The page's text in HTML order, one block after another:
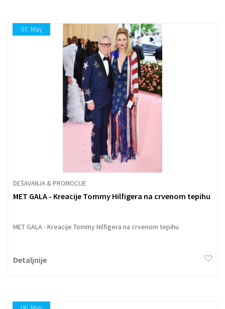
07. May
DEŠAVANJA & PROMOCIJE
MET GALA - Kreacije Tommy Hilfigera na crvenom tepihu
MET GALA - Kreacije Tommy Hilfigera na crvenom tepihu
Detaljnije